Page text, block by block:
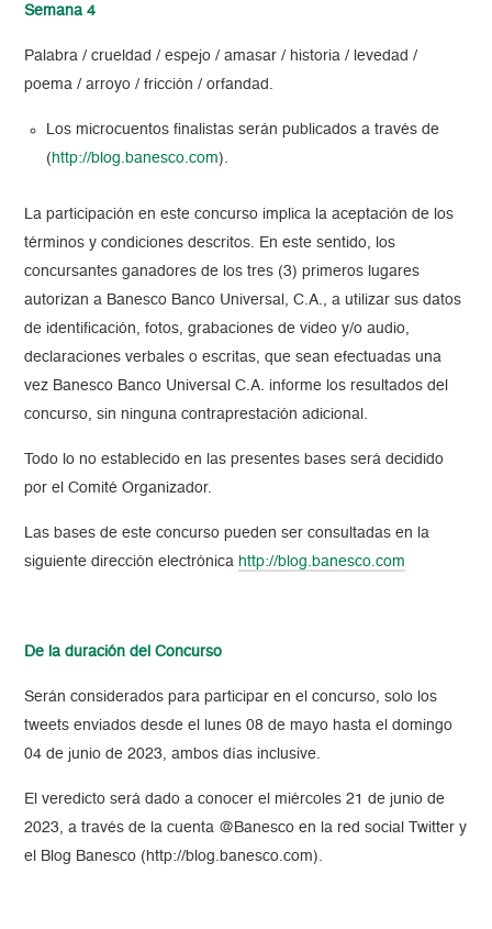
Semana 4
Palabra / crueldad / espejo / amasar / historia / levedad /
poema / arroyo / fricción / orfandad.
Los microcuentos finalistas serán publicados a través de
( http://blog.banesco.com).
La participación en este concurso implica la aceptación de los
términos y condiciones descritos. En este sentido, los
concursantes ganadores de los tres (3) primeros lugares
autorizan a Banesco Banco Universal, C.A., a utilizar sus datos
de identificación, fotos, grabaciones de video y/o audio,
declaraciones verbales o escritas, que sean efectuadas una
vez Banesco Banco Universal C.A. informe los resultados del
concurso, sin ninguna contraprestación adicional.
Todo lo no establecido en las presentes bases será decidido
por el Comité Organizador.
Las bases de este concurso pueden ser consultadas en la
siguiente dirección electrónica http://blog.banesco.com
De la duración del Concurso
Serán considerados para participar en el concurso, solo los
tweets enviados desde el lunes 08 de mayo hasta el domingo
04 de junio de 2023, ambos días inclusive.
El veredicto será dado a conocer el miércoles 21 de junio de
2023, a través de la cuenta @Banesco en la red social Twitter y
el Blog Banesco (http://blog.banesco.com).